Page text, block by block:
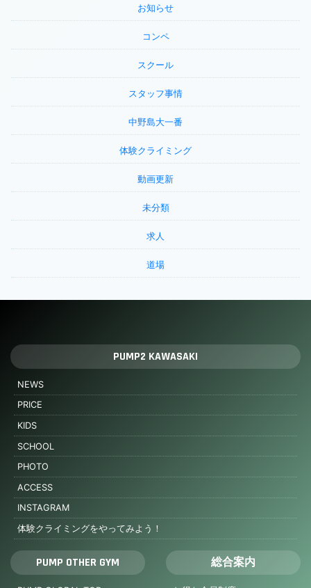
お知らせ
コンペ
スクール
スタッフ事情
中野島大一番
体験クライミング
動画更新
未分類
求人
道場
PUMP2 KAWASAKI
NEWS
PRICE
KIDS
SCHOOL
PHOTO
ACCESS
INSTAGRAM
体験クライミングをやってみよう！
PUMP OTHER GYM 総合案内